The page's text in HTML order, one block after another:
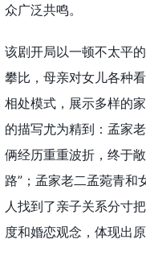
众广泛共鸣。
该剧开局以一顿不太平
攀比，母亲对女儿各种
相处模式，展示多样的
的描写尤为精到：孟家
俩经历重重波折，终于
路”；孟家老二孟菀青
人找到了亲子关系分寸
度和婚恋观念，体现出